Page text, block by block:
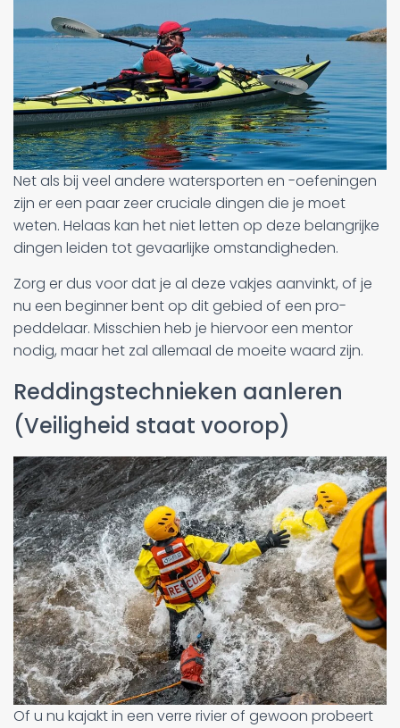
Net als bij veel andere watersporten en -oefeningen
zijn er een paar zeer cruciale dingen die je moet
weten. Helaas kan het niet letten op deze belangrijke
dingen leiden tot gevaarlijke omstandigheden.
Zorg er dus voor dat je al deze vakjes aanvinkt, of je
nu een beginner bent op dit gebied of een pro-
peddelaar. Misschien heb je hiervoor een mentor
nodig, maar het zal allemaal de moeite waard zijn.
Reddingstechnieken aanleren
(Veiligheid staat voorop)
Of u nu kajakt in een verre rivier of gewoon probeert